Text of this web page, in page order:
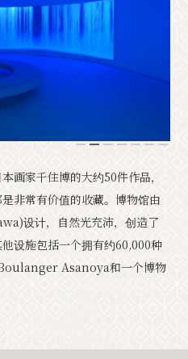
经验和艺术
商店
示范课程
照片库。
询中心
広告案内
询问
画家千住博的大约50件作品，
非常有价值的收藏。博物馆由
设计，自然光充沛，创造了
设施包括一个拥有约60,000种
Asanoya和一个博物